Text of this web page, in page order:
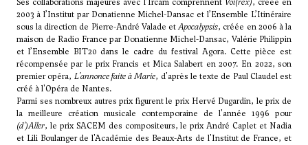
2003 à l’Institut par Donatienne Michel-Dansac et l’Ensemble L’Itinéraire
sous la direction de Pierre-André Valade etApocalypsis, créée en 2006 à la
maison de Radio France par Donatienne Michel-Dansac, Valérie Philippin
et l’Ensemble BIT20 dans le cadre du festival Agora. Cette pièce est
récompensée par le prix Francis et Mica Salabert en 2007. En 2022, son
premier opéra, L'annonce faite à Marie, d'après le texte de Paul Claudel est
créé à l'Opéra de Nantes.
Parmi ses nombreux autres prix figurent le prix Hervé Dugardin, le prix de
la meilleure création musicale contemporaine de l'année 1996 pour
(d')Aller, le prix SACEM des compositeurs, le prix André Caplet et Nadia
et Lili Boulanger de l'Académie des Beaux-Arts de l'Institut de France, et